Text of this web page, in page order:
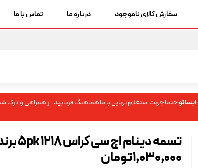
سفارش کالای ناموجود درباره ما تماس با ما
ایساکوحتما جهت استعلام نهایی با ما هماهنگ فرمایید. از همراهی و درک
تسمه دینام اچ سی کراس 5pk 1218 برند max
1,030,000تومان